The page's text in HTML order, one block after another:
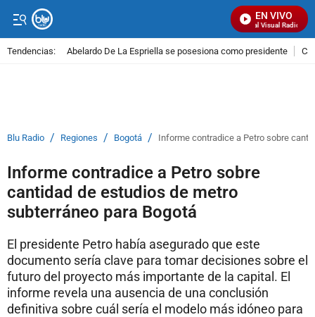
EN VIVO
Señal Visual Radio
Tendencias: Abelardo De La Espriella se posesiona como presidente
Blu Radio / Regiones / Bogotá / Informe contradice a Petro sobre
Informe contradice a Petro sobre
cantidad de estudios de metro
subterráneo para Bogotá
El presidente Petro había asegurado que este
documento sería clave para tomar decisiones sobre el
futuro del proyecto más importante de la capital. El
informe revela una ausencia de una conclusión
definitiva sobre cuál sería el modelo más idóneo para